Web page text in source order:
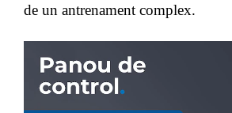
de un antrenament complex.